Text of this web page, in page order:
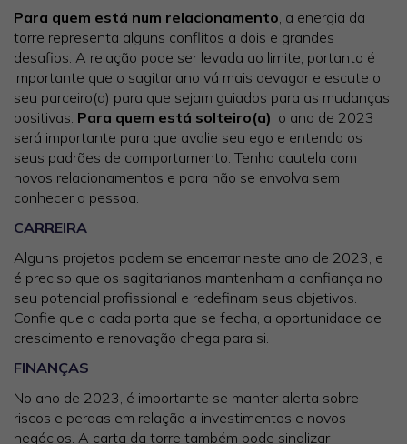
Para quem está num relacionamento , a energia da
torre representa alguns conflitos a dois e grandes
desafios. A relação pode ser levada ao limite, portanto é
importante que o sagitariano vá mais devagar e escute o
seu parceiro(a) para que sejam guiados para as mudanças
positivas. Para quem está solteiro(a) , o ano de 2023
será importante para que avalie seu ego e entenda os
seus padrões de comportamento. Tenha cautela com
novos relacionamentos e para não se envolva sem
conhecer a pessoa.
CARREIRA
Alguns projetos podem se encerrar neste ano de 2023, e
é preciso que os sagitarianos mantenham a confiança no
seu potencial profissional e redefinam seus objetivos.
Confie que a cada porta que se fecha, a oportunidade de
crescimento e renovação chega para si.
FINANÇAS
No ano de 2023, é importante se manter alerta sobre
riscos e perdas em relação a investimentos e novos
negócios. A carta da torre também pode sinalizar